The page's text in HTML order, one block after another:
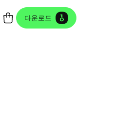
다운로드